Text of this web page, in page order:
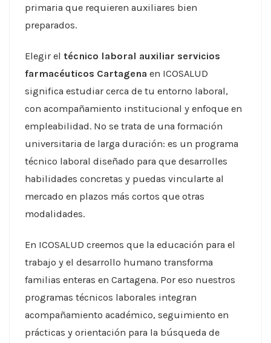
primaria que requieren auxiliares bien
preparados.
Elegir el técnico laboral auxiliar servicios
farmacéuticos Cartagena en ICOSALUD
significa estudiar cerca de tu entorno laboral,
con acompañamiento institucional y enfoque en
empleabilidad. No se trata de una formación
universitaria de larga duración: es un programa
técnico laboral diseñado para que desarrolles
habilidades concretas y puedas vincularte al
mercado en plazos más cortos que otras
modalidades.
En ICOSALUD creemos que la educación para el
trabajo y el desarrollo humano transforma
familias enteras en Cartagena. Por eso nuestros
programas técnicos laborales integran
acompañamiento académico, seguimiento en
prácticas y orientación para la búsqueda de